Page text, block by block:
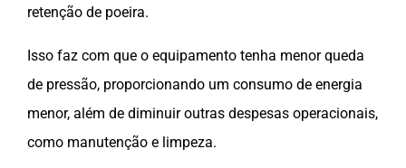
retenção de poeira.
Isso faz com que o equipamento tenha menor queda
de pressão, proporcionando um consumo de energia
menor, além de diminuir outras despesas operacionais,
como manutenção e limpeza.